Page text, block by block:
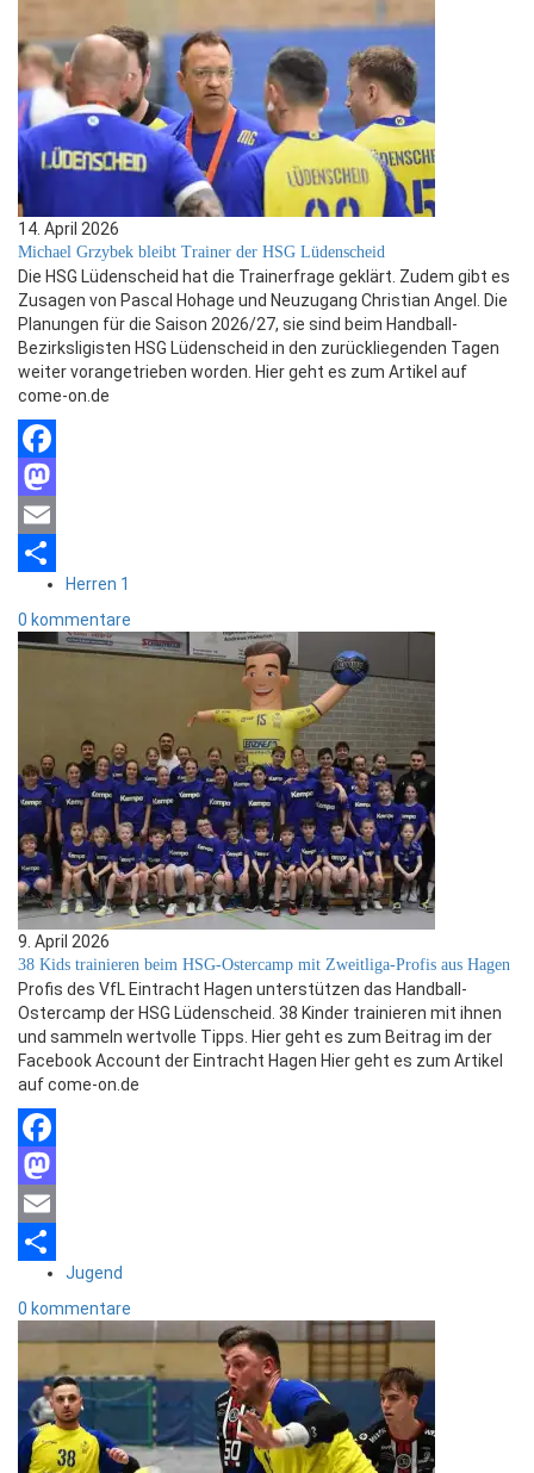
14. April 2026
Michael Grzybek bleibt Trainer der HSG Lüdenscheid
Die HSG Lüdenscheid hat die Trainerfrage geklärt. Zudem gibt es
Zusagen von Pascal Hohage und Neuzugang Christian Angel. Die
Planungen für die Saison 2026/27, sie sind beim Handball-
Bezirksligisten HSG Lüdenscheid in den zurückliegenden Tagen
weiter vorangetrieben worden. Hier geht es zum Artikel auf
come-on.de
Facebook
Mastodon
Email
Teilen Herren 1
0 kommentare
9. April 2026
38 Kids trainieren beim HSG-Ostercamp mit Zweitliga-Profis aus Hagen
Profis des VfL Eintracht Hagen unterstützen das Handball-
Ostercamp der HSG Lüdenscheid. 38 Kinder trainieren mit ihnen
und sammeln wertvolle Tipps. Hier geht es zum Beitrag im der
Facebook Account der Eintracht Hagen Hier geht es zum Artikel
auf come-on.de
Facebook
Mastodon
Email
Teilen Jugend
0 kommentare